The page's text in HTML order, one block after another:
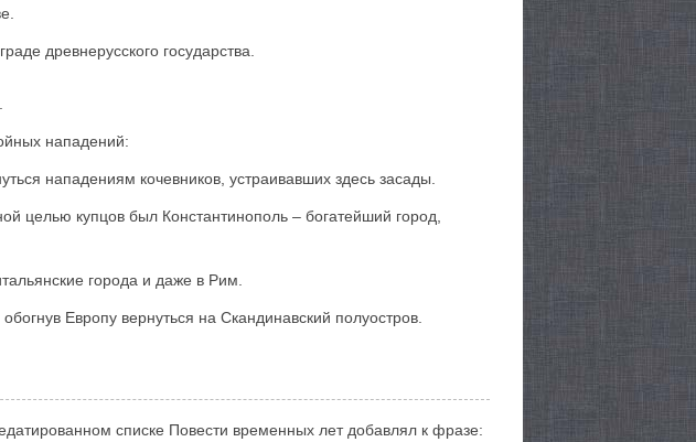
древнерусского государства.
нападений:
нападениям кочевников, устраивавших здесь засады.
целью купцов был Константинополь – богатейший город,
города и даже в Рим.
Европу вернуться на Скандинавский полуостров.
списке Повести временных лет добавлял к фразе: